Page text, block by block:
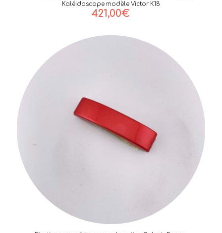
Kaléidoscope modèle Victor K18
421,00€